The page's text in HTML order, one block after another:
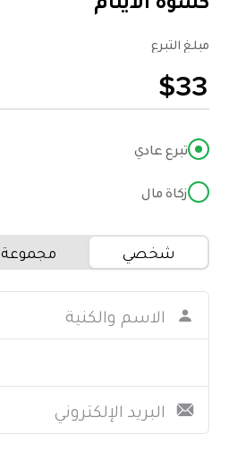
مبلغ التبرع
تبرع عادي
زكاة مال
شخصي مجموعة